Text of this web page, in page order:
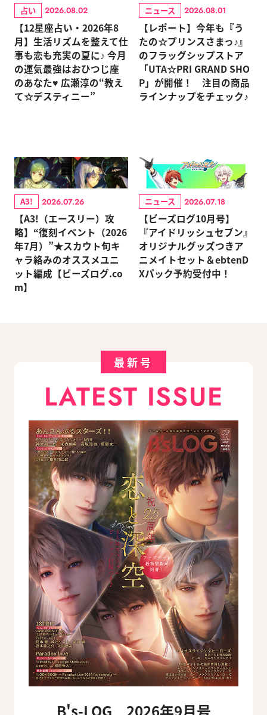
占い 2026.08.02
【12星座占い・2026年8
月】生活リズムを整えて仕
事も恋も充実の夏に♪ 今月
の運気最強はおひつじ座
のあなた♥ 広瀬淳の“教え
て☆デスティニー”
ニュース 2026.08.01
【レポート】今年も『う
たの☆プリンスさまっ♪』
のフラッグシップストア
「UTA☆PRI GRAND SHO
P」が開催！ 注目の商品
ラインナップをチェック♪
A3! 2026.07.26
【A3!（エースリー）攻
略】“復刻イベント（2026
年7月）”★スカウト旬キ
ャラ絡みのオススメユニ
ット編成【ビーズログ.co
m】
ニュース 2026.07.18
【ビーズログ10月号】
『アイドリッシュセブン』
オリジナルグッズつきア
ニメイトセット＆ebtenD
Xパック予約受付中！
最新号
LATEST ISSUE
B's-LOG 2026年9月号